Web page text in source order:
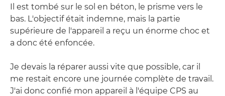
Il est tombé sur le sol en béton, le prisme vers le
bas. L'objectif était indemne, mais la partie
supérieure de l'appareil a reçu un énorme choc et
a donc été enfoncée.
Je devais la réparer aussi vite que possible, car il
me restait encore une journée complète de travail.
J'ai donc confié mon appareil à l'équipe CPS au